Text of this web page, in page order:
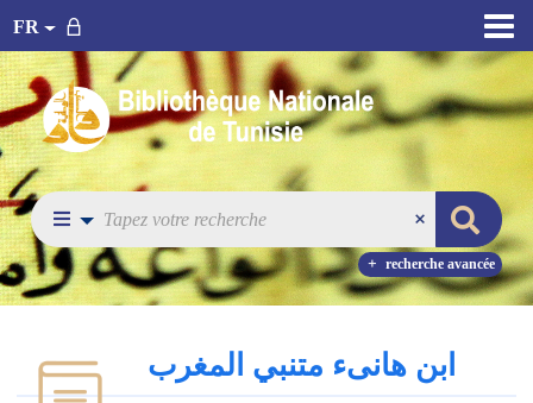
FR
recherche avancée
ابن هانىء متنبي المغرب